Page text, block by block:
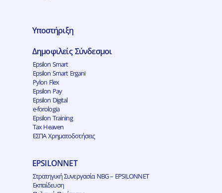
Υποστήριξη
Δημοφιλείς Σύνδεσμοι
Epsilon Smart
Epsilon Smart Ergani
Pylon Flex
Epsilon Pay
Epsilon Digital
e-forologia
Epsilon Training
Tax Heaven
ΕΣΠΑ Χρηματοδοτήσεις
EPSILONNET
Στρατηγική Συνεργασία NBG – EPSILONNET
Εκπαίδευση